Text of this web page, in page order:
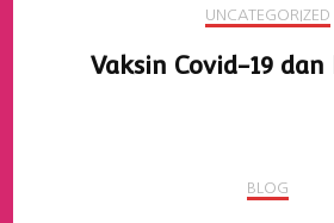
UNCATEGORIZED
Vaksin Covid-19
BLOG